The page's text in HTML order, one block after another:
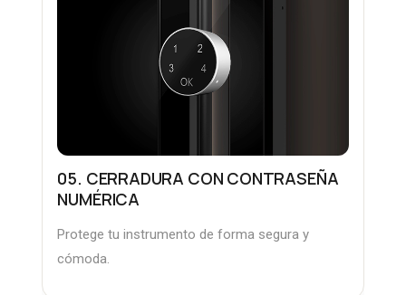
05. CERRADURA CON CONTRASEÑA
NUMÉRICA
Protege tu instrumento de forma segura y
cómoda.